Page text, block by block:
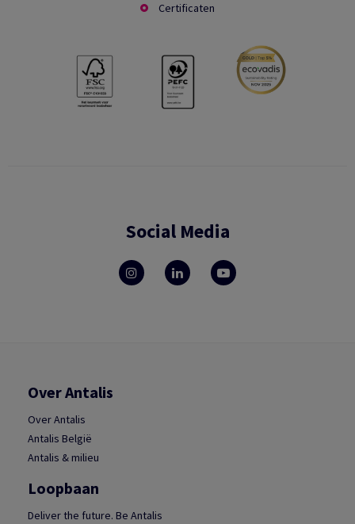
Certificaten
Social Media
Over Antalis
Over Antalis
Antalis België
Antalis & milieu
Loopbaan
Deliver the future. Be Antalis